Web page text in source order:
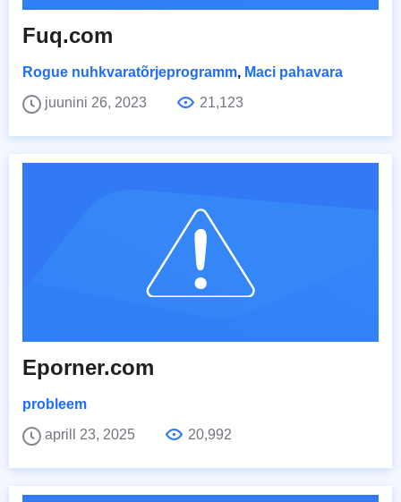
Fuq.com
Rogue nuhkvaratõrjeprogramm, Maci pahavara
juunini 26, 2023
21,123
Eporner.com
probleem
aprill 23, 2025
20,992